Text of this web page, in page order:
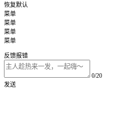
恢复默认
菜单
菜单
菜单
菜单
反馈报错
0/20
发送